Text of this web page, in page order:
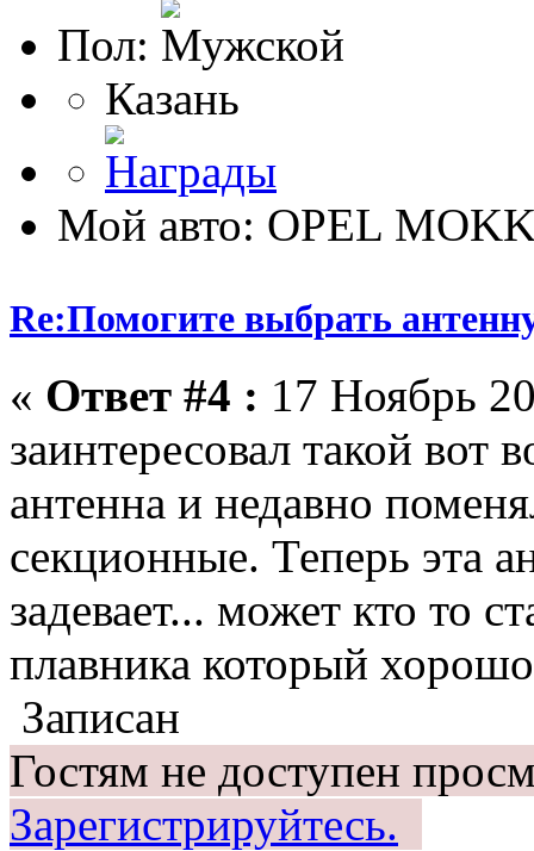
Пол:
Казань
Мой авто: OPEL
Re:Помогите выбрать
« Ответ #4 : 17 Ноябрь
заинтересовал такой вот
антенна и недавно
секционные. Теперь эта
задевает... может кто то
плавника который
Записан
Гостям не доступен
Зарегистрируйтесь.